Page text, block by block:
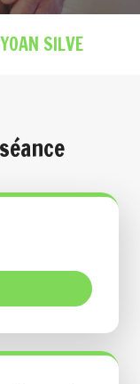
SILVE